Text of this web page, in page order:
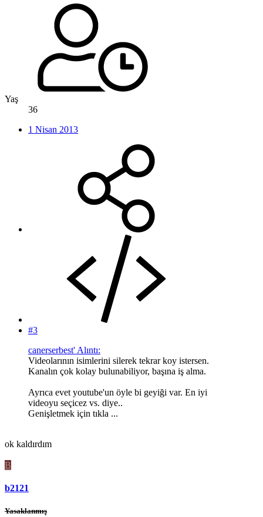
Yaş
36
1 Nisan 2013
#3
canerserbest' Alıntı:
Videolarının isimlerini silerek tekrar koy istersen.
Kanalın çok kolay bulunabiliyor, başına iş alma.
Ayrıca evet youtube'un öyle bi geyiği var. En iyi
videoyu seçicez vs. diye..
Genişletmek için tıkla ...
ok kaldırdım
B
b2121
Yasaklanmış